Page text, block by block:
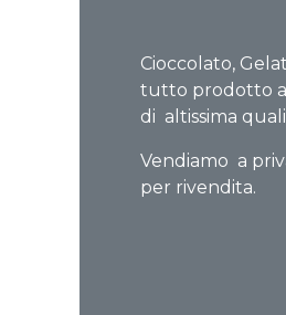
Cioccolato,
tutto prodotto
di altissima
Vendiamo a
per rivendita.